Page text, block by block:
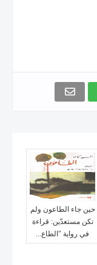
حين جاء الطاعون ولم
نكن مستعدّين: قراءة
في رواية "الطاع...